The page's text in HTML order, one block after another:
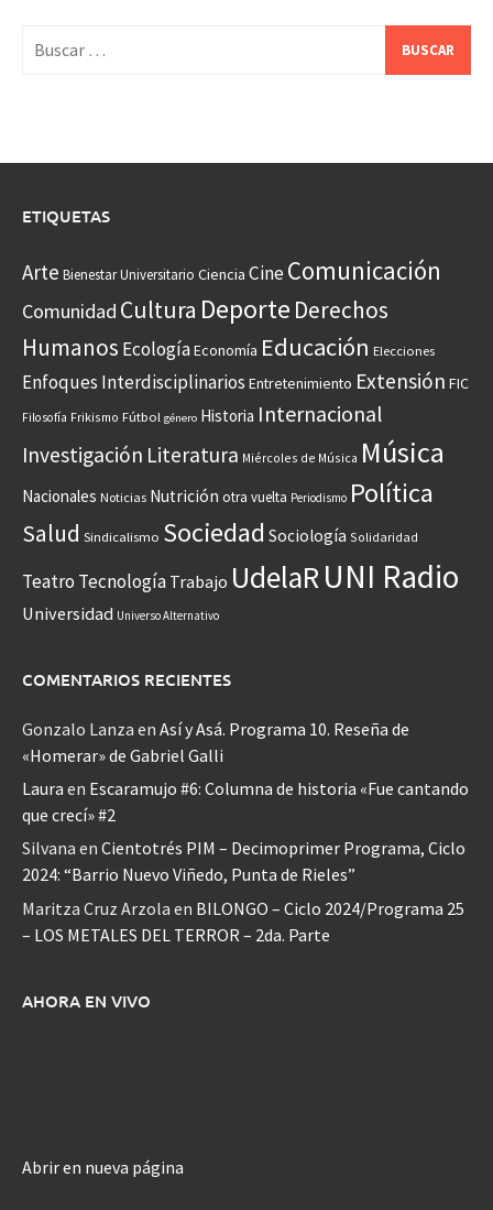
ETIQUETAS
Arte Bienestar Universitario Ciencia CineComunicación
Comunidad Cultura Deporte Derechos
Humanos EcologíaEconomía Educación Elecciones
Enfoques Interdisciplinarios Entretenimiento Extensión FIC
Filosofía Frikismo Fútbol género Historia Internacional
Investigación Literatura Miércoles de Música Música
Nacionales Noticias Nutrición otra vuelta Periodismo Política
Salud Sindicalismo Sociedad Sociología Solidaridad
Teatro Tecnología Trabajo UdelaR UNI Radio
Universidad Universo Alternativo
COMENTARIOS RECIENTES
Gonzalo Lanza en Así y Asá. Programa 10. Reseña de
«Homerar» de Gabriel Galli
Laura en Escaramujo #6: Columna de historia «Fue cantando
que crecí» #2
Silvana en Cientotrés PIM – Decimoprimer Programa, Ciclo
2024: “Barrio Nuevo Viñedo, Punta de Rieles”
Maritza Cruz Arzola en BILONGO – Ciclo 2024/Programa 25
– LOS METALES DEL TERROR – 2da. Parte
AHORA EN VIVO
Abrir en nueva página